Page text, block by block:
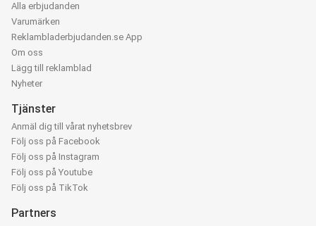
Alla erbjudanden
Varumärken
Reklambladerbjudanden.se App
Om oss
Lägg till reklamblad
Nyheter
Tjänster
Anmäl dig till vårat nyhetsbrev
Följ oss på Facebook
Följ oss på Instagram
Följ oss på Youtube
Följ oss på TikTok
Partners